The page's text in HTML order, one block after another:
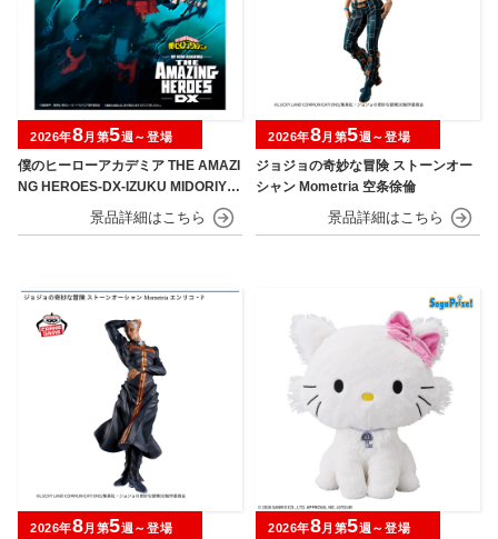
僕のヒーローアカデミア THE AMAZI
NG HEROES-DX-IZUKU MIDORIYA
OVERLAY Ⅱ
2026年8月第5週～登場
ジョジョの奇妙な冒険 ストーンオー
シャン Mometria 空条徐倫
2026年8月第5週～登場
2026年8月第5週～登場 2026年8月第5週～登場